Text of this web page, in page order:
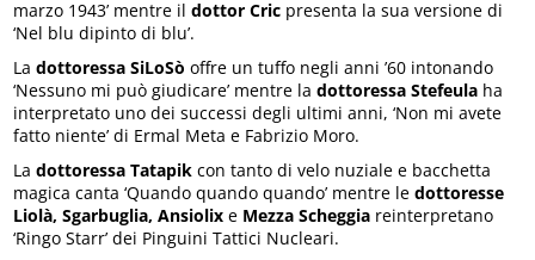
marzo 1943’ mentre ildottor Cric presenta la sua versione di
‘Nel blu dipinto di blu’.
Ladottoressa SiLoSò offre un tuffo negli anni ’60 intonando
‘Nessuno mi può giudicare’ mentre ladottoressa Stefeula ha
interpretato uno dei successi degli ultimi anni, ‘Non mi avete
fatto niente’ di Ermal Meta e Fabrizio Moro.
La dottoressa Tatapik con tanto di velo nuziale e bacchetta
magica canta ‘Quando quando quando’ mentre le dottoresse
Liolà, Sgarbuglia, Ansiolix e Mezza Scheggia reinterpretano
‘Ringo Starr’ dei Pinguini Tattici Nucleari.